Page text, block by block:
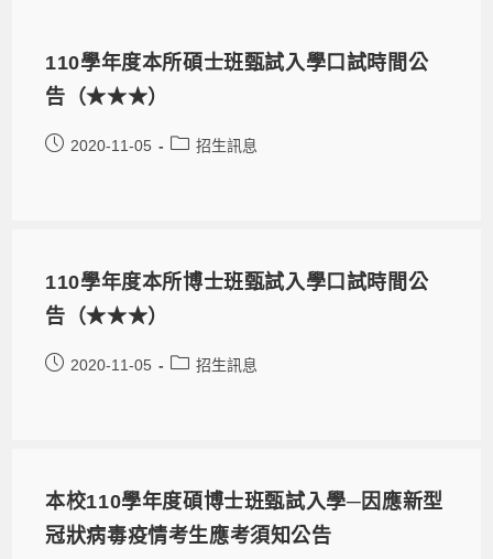
110學年度本所碩士班甄試入學口試時間公
告（★★★）
2020-11-05 招生訊息
110學年度本所博士班甄試入學口試時間公
告（★★★）
2020-11-05 招生訊息
本校110學年度碩博士班甄試入學─因應新型
冠狀病毒疫情考生應考須知公告